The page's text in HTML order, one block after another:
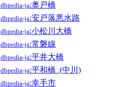
dbpedia-ja:奥戸橋
dbpedia-ja:安戸落悪水路
dbpedia-ja:小松川大橋
dbpedia-ja:常磐線
dbpedia-ja:平井大橋
dbpedia-ja:平和橋_(中川)
dbpedia-ja:幸手市